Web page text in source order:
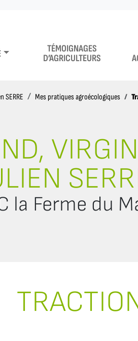
TÉMOIGNAGES
D’AGRICULTEURS
SERRE Mes pratiques agroécologiques
la Ferme du